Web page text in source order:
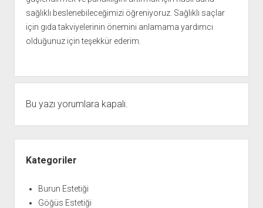
sağlıklı beslenebileceğimizi öğreniyoruz. Sağlıklı saçlar
için gıda takviyelerinin önemini anlamama yardımcı
olduğunuz için teşekkür ederim.
Bu yazı yorumlara kapalı.
Menü
Kategoriler
Burun Estetiği
Göğüs Estetiği